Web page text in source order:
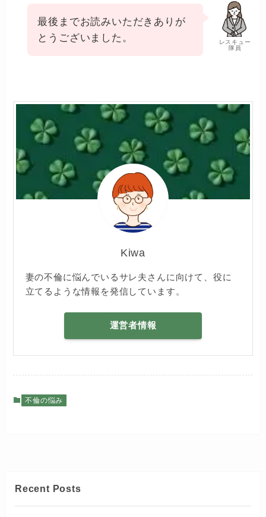
レスキュー
隊員
最後までお読みいただきありが
とうございました。
Kiwa
妻の不倫に悩んでいるサレ夫さんに向けて、役に
立てるような情報を発信しています。
運営者情報
不倫の悩み
Recent Posts